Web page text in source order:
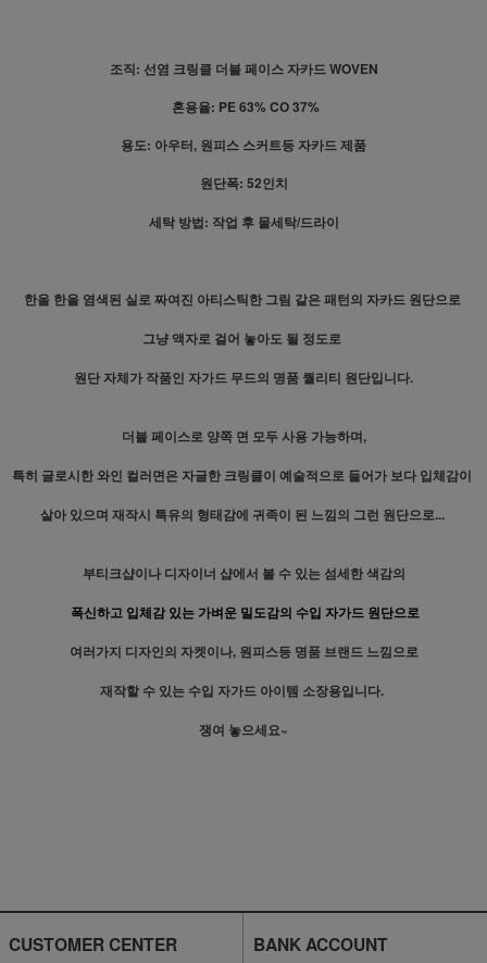
조직: 선염 크링클 더블 페이스 자카드 WOVEN
혼용율: PE 63% CO 37%
용도: 아우터, 원피스 스커트등 자카드 제품
원단폭: 52인치
세탁 방법: 작업 후 물세탁/드라이
한올 한올 염색된 실로 짜여진 아티스틱한 그림 같은 패턴의 자카드 원단으로
그냥 액자로 걸어 놓아도 될 정도로
원단 자체가 작품인 자가드 무드의 명품 퀄리티 원단입니다.
더블 페이스로 양쪽 면 모두 사용 가능하며,
특히 글로시한 와인 컬러면은 자글한 크링클이 예술적으로 들어가 보다 입체감이
살아 있으며 재작시 특유의 형태감에 귀족이 된 느낌의 그런 원단으로...
부티크샵이나 디자이너 샵에서 볼 수 있는 섬세한 색감의
폭신하고 입체감 있는 가벼운 밀도감의 수입 자가드 원단으로
여러가지 디자인의 자켓이나, 원피스등 명품 브랜드 느낌으로
재작할 수 있는 수입 자가드 아이템 소장용입니다.
쟁여 놓으세요~
CUSTOMER CENTER BANK ACCOUNT